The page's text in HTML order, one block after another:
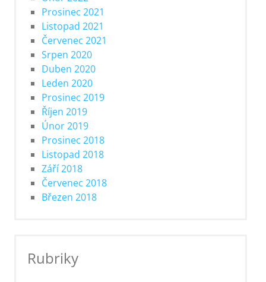
Prosinec 2021
Listopad 2021
Červenec 2021
Srpen 2020
Duben 2020
Leden 2020
Prosinec 2019
Říjen 2019
Únor 2019
Prosinec 2018
Listopad 2018
Září 2018
Červenec 2018
Březen 2018
Rubriky